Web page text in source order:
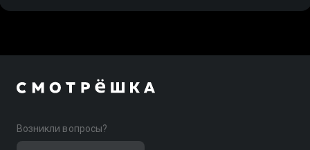
Возникли вопросы?